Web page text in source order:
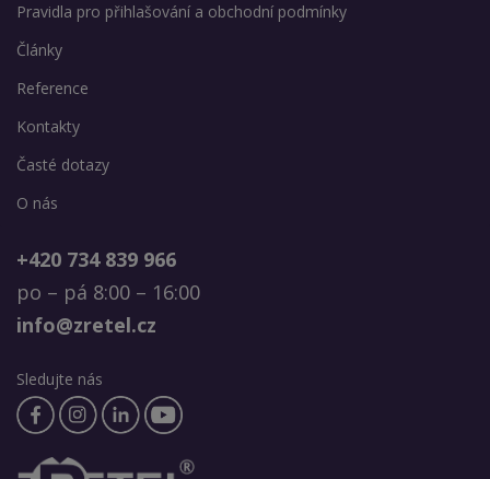
Pravidla pro přihlašování a obchodní podmínky
Články
Reference
Kontakty
Časté dotazy
O nás
+420 734 839 966
po – pá 8:00 – 16:00
info@zretel.cz
Sledujte nás